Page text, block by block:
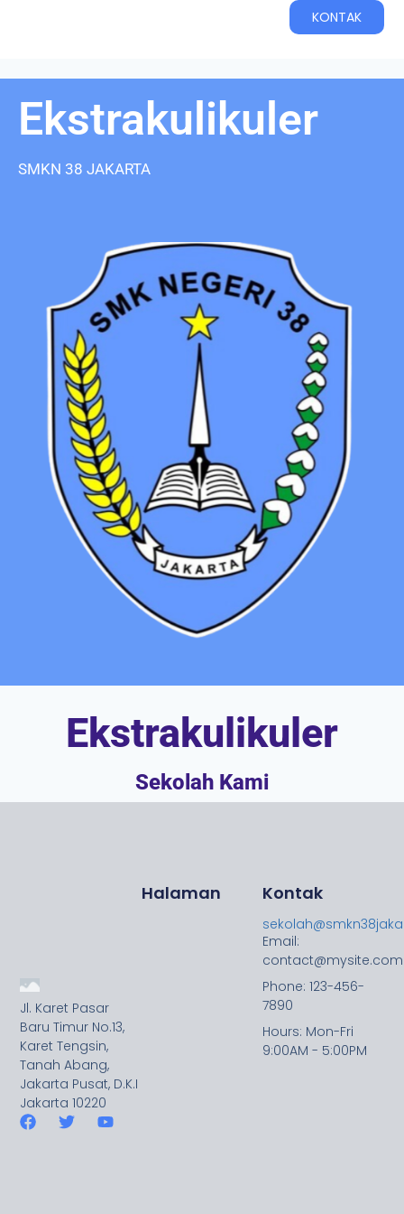
KONTAK
Ekstrakulikuler
SMKN 38 JAKARTA
Ekstrakulikuler
Sekolah Kami
Jl. Karet Pasar
Baru Timur No.13,
Karet Tengsin,
Tanah Abang,
Jakarta Pusat, D.K.I
Jakarta 10220
Kontak
Email:
contact@mysite.com
Phone: 123-456-
7890
Hours: Mon-Fri
9:00AM - 5:00PM
Halaman